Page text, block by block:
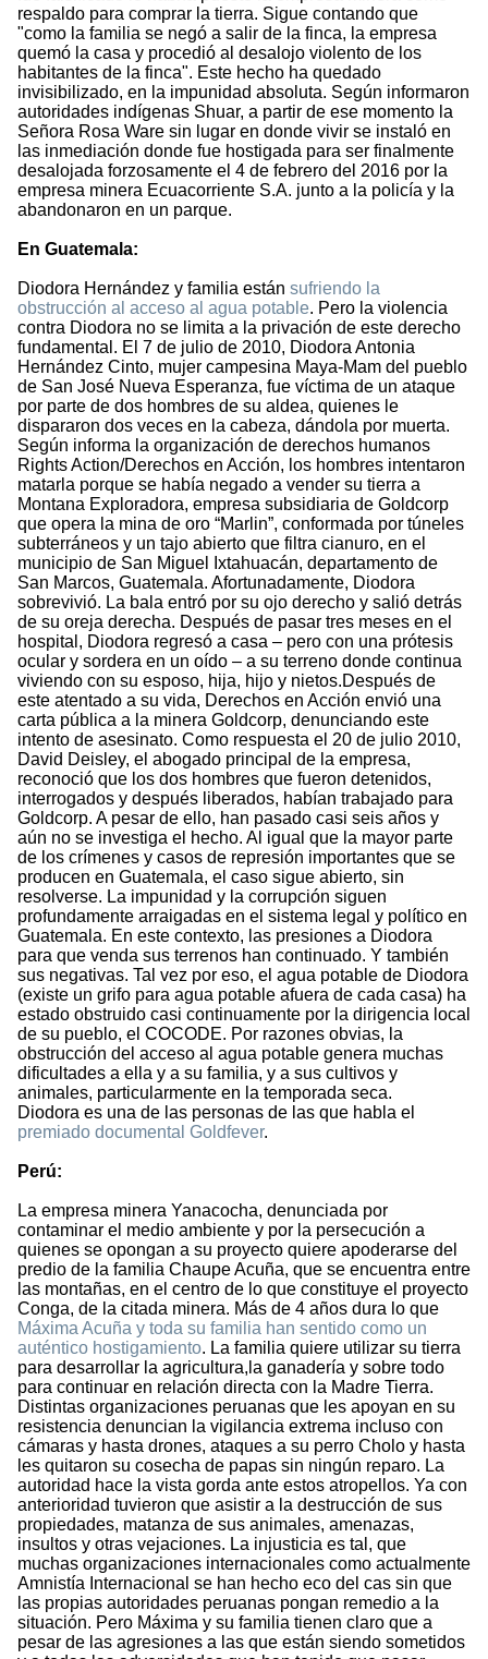
respaldo para comprar la tierra. Sigue contando que
"como la familia se negó a salir de la finca, la empresa
quemó la casa y procedió al desalojo violento de los
habitantes de la finca". Este hecho ha quedado
invisibilizado, en la impunidad absoluta. Según informaron
autoridades indígenas Shuar, a partir de ese momento la
Señora Rosa Ware sin lugar en donde vivir se instaló en
las inmediación donde fue hostigada para ser finalmente
desalojada forzosamente el 4 de febrero del 2016 por la
empresa minera Ecuacorriente S.A. junto a la policía y la
abandonaron en un parque.
En Guatemala:
Diodora Hernández y familia están sufriendo la
obstrucción al acceso al agua potable. Pero la violencia
contra Diodora no se limita a la privación de este derecho
fundamental. El 7 de julio de 2010, Diodora Antonia
Hernández Cinto, mujer campesina Maya-Mam del pueblo
de San José Nueva Esperanza, fue víctima de un ataque
por parte de dos hombres de su aldea, quienes le
dispararon dos veces en la cabeza, dándola por muerta.
Según informa la organización de derechos humanos
Rights Action/Derechos en Acción, los hombres intentaron
matarla porque se había negado a vender su tierra a
Montana Exploradora, empresa subsidiaria de Goldcorp
que opera la mina de oro “Marlin”, conformada por túneles
subterráneos y un tajo abierto que filtra cianuro, en el
municipio de San Miguel Ixtahuacán, departamento de
San Marcos, Guatemala. Afortunadamente, Diodora
sobrevivió. La bala entró por su ojo derecho y salió detrás
de su oreja derecha. Después de pasar tres meses en el
hospital, Diodora regresó a casa – pero con una prótesis
ocular y sordera en un oído – a su terreno donde continua
viviendo con su esposo, hija, hijo y nietos.Después de
este atentado a su vida, Derechos en Acción envió una
carta pública a la minera Goldcorp, denunciando este
intento de asesinato. Como respuesta el 20 de julio 2010,
David Deisley, el abogado principal de la empresa,
reconoció que los dos hombres que fueron detenidos,
interrogados y después liberados, habían trabajado para
Goldcorp. A pesar de ello, han pasado casi seis años y
aún no se investiga el hecho. Al igual que la mayor parte
de los crímenes y casos de represión importantes que se
producen en Guatemala, el caso sigue abierto, sin
resolverse. La impunidad y la corrupción siguen
profundamente arraigadas en el sistema legal y político en
Guatemala. En este contexto, las presiones a Diodora
para que venda sus terrenos han continuado. Y también
sus negativas. Tal vez por eso, el agua potable de Diodora
(existe un grifo para agua potable afuera de cada casa) ha
estado obstruido casi continuamente por la dirigencia local
de su pueblo, el COCODE. Por razones obvias, la
obstrucción del acceso al agua potable genera muchas
dificultades a ella y a su familia, y a sus cultivos y
animales, particularmente en la temporada seca.
Diodora es una de las personas de las que habla el
premiado documental Goldfever.
Perú:
La empresa minera Yanacocha, denunciada por
contaminar el medio ambiente y por la persecución a
quienes se opongan a su proyecto quiere apoderarse del
predio de la familia Chaupe Acuña, que se encuentra entre
las montañas, en el centro de lo que constituye el proyecto
Conga, de la citada minera. Más de 4 años dura lo que
Máxima Acuña y toda su familia han sentido como un
auténtico hostigamiento. La familia quiere utilizar su tierra
para desarrollar la agricultura,la ganadería y sobre todo
para continuar en relación directa con la Madre Tierra.
Distintas organizaciones peruanas que les apoyan en su
resistencia denuncian la vigilancia extrema incluso con
cámaras y hasta drones, ataques a su perro Cholo y hasta
les quitaron su cosecha de papas sin ningún reparo. La
autoridad hace la vista gorda ante estos atropellos. Ya con
anterioridad tuvieron que asistir a la destrucción de sus
propiedades, matanza de sus animales, amenazas,
insultos y otras vejaciones. La injusticia es tal, que
muchas organizaciones internacionales como actualmente
Amnistía Internacional se han hecho eco del cas sin que
las propias autoridades peruanas pongan remedio a la
situación. Pero Máxima y su familia tienen claro que a
pesar de las agresiones a las que están siendo sometidos